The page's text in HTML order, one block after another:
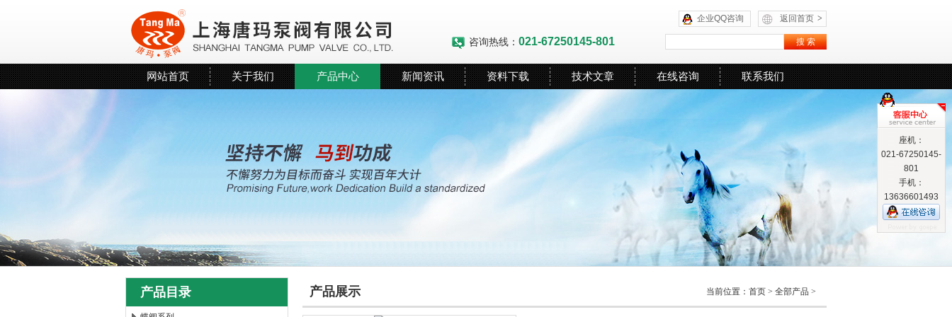
返回首页 >
企业QQ咨询
咨询热线： 021-67250145-801
网站首页 关于我们 产品中心 新闻资讯 资料下载 技术文章 在线咨询 联系我们
产品目录 产品展示 当前位置： 首页 > 全部产品 >
座机：
021-67250145-
801
手机：
13636601493